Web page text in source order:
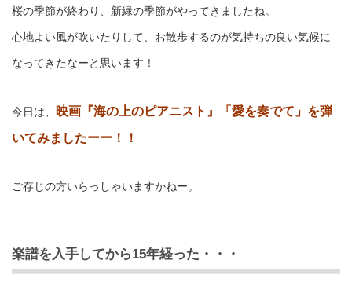
桜の季節が終わり、新緑の季節がやってきましたね。
心地よい風が吹いたりして、お散歩するのが気持ちの良い気候に
なってきたなーと思います！
今日は、
映画『海の上のピアニスト』「愛を奏でて」を弾
いてみましたーー！！
ご存じの方いらっしゃいますかねー。
楽譜を入手してから15年経った・・・